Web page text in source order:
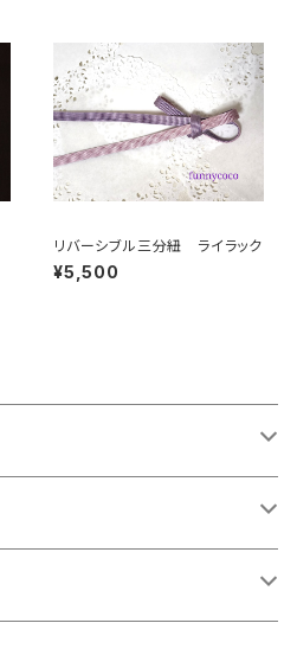
リバーシブル三分紐 ライラック
¥5,500